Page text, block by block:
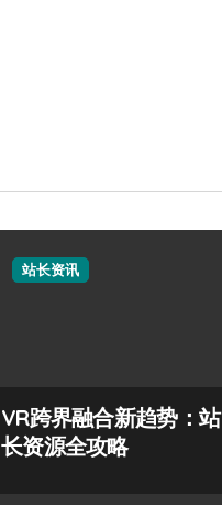
站长资讯
VR跨界融合新趋势：站
长资源全攻略